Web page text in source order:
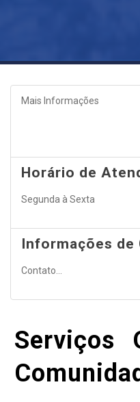
Mais Informações
Horário de
Segunda à Sexta
Informações de
Contato...
Serviços